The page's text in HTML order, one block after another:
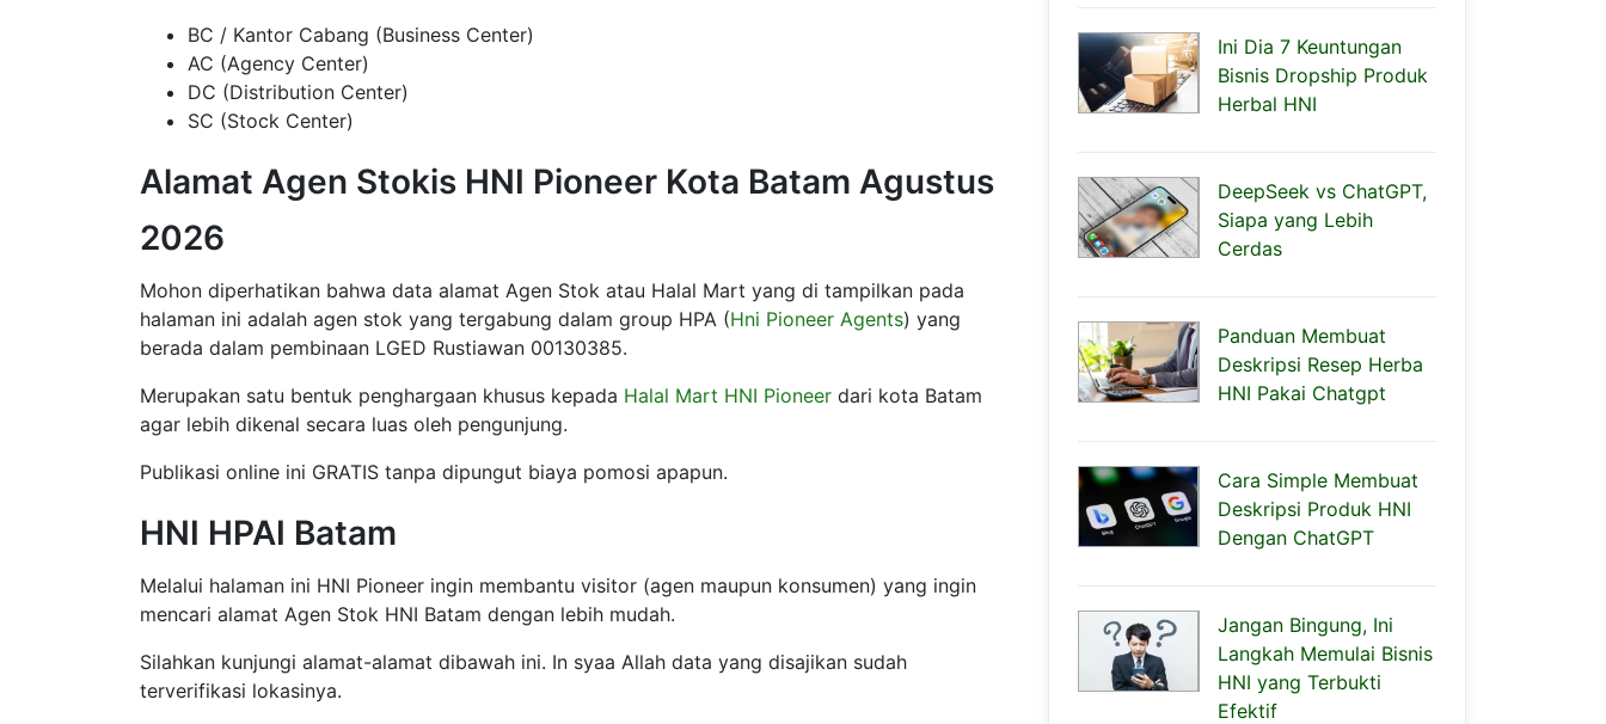
BC / Kantor Cabang (Business Center)
AC (Agency Center)
DC (Distribution Center)
SC (Stock Center)
Alamat Agen Stokis HNI Pioneer Kota Batam Agustus
2026
Mohon diperhatikan bahwa data alamat Agen Stok atau Halal Mart yang di tampilkan pada
halaman ini adalah agen stok yang tergabung dalam group HPA (Hni Pioneer Agents) yang
berada dalam pembinaan LGED Rustiawan 00130385.
Merupakan satu bentuk penghargaan khusus kepada Halal Mart HNI Pioneer dari kota Batam
agar lebih dikenal secara luas oleh pengunjung.
Publikasi online ini GRATIS tanpa dipungut biaya pomosi apapun.
HNI HPAI Batam
Melalui halaman ini HNI Pioneer ingin membantu visitor (agen maupun konsumen) yang ingin
mencari alamat Agen Stok HNI Batam dengan lebih mudah.
Silahkan kunjungi alamat-alamat dibawah ini. In syaa Allah data yang disajikan sudah
terverifikasi lokasinya.
Ini Dia 7 Keuntungan
Bisnis Dropship Produk
Herbal HNI
DeepSeek vs ChatGPT,
Siapa yang Lebih
Cerdas
Panduan Membuat
Deskripsi Resep Herba
HNI Pakai Chatgpt
Cara Simple Membuat
Deskripsi Produk HNI
Dengan ChatGPT
Jangan Bingung, Ini
Langkah Memulai Bisnis
HNI yang Terbukti
Efektif